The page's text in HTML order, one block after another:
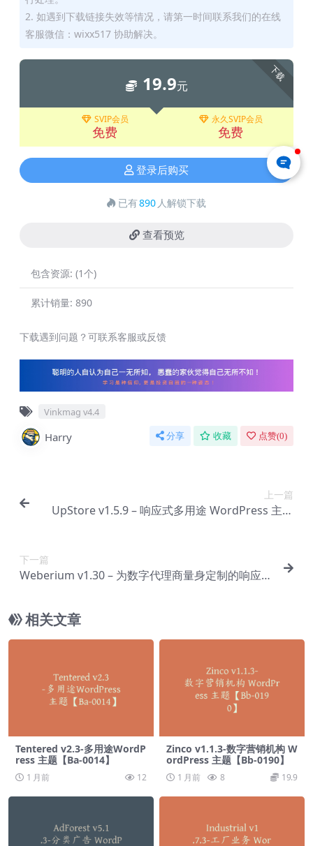
2. 如遇到下载链接失效等情况，请第一时间联系我们的在线
客服微信：wixx517 协助解决。
下载
19.9元
SVIP会员
免费
永久SVIP会员
免费
登录后购买
已有890 人解锁下载
查看预览
包含资源: (1个)
累计销量: 890
下载遇到问题？可联系客服或反馈
Vinkmag v4.4
Harry 分享 收藏 点赞(0)
上一篇
UpStore v1.5.9 – 响应式多用途 WordPress 主题
下一篇
Weberium v​​1.30 – 为数字代理商量身定制的响应式
相关文章
Tentered v2.3-多用途WordP
ress 主题【Ba-0014】
1 月前 12
Zinco v1.1.3-数字营销机构 W
ordPress 主题【Bb-0190】
1 月前 8 19.9